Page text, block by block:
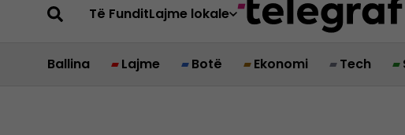
Të FunditLajme lokale
Ballina Lajme Botë Ekonomi Tech